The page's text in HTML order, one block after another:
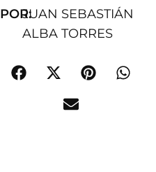
POR:JUAN SEBASTIÁN
ALBA TORRES